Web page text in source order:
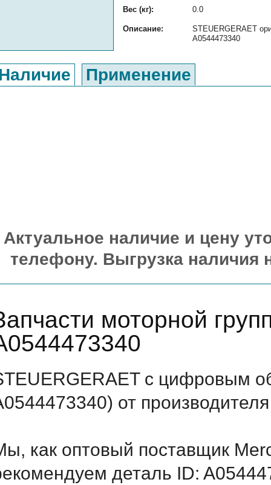
Вес (кг): 0.0
Описание:
STEUERGERAET
A0544473340
Применение
Актуальное наличие и цену
телефону. Выгрузка наличия
моторной
с цифровым
от
как оптовый поставщик
деталь ID: